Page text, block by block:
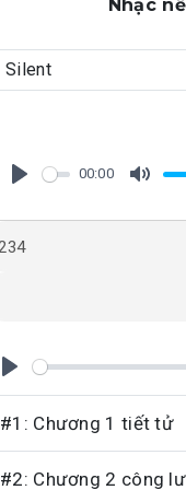
Nhạc
00:00
P
l
a
y
#1: Chương 1 tiết tử
#2: Chương 2 công